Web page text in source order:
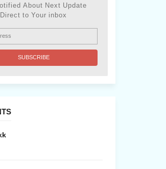
About Next Update
Direct to Your inbox